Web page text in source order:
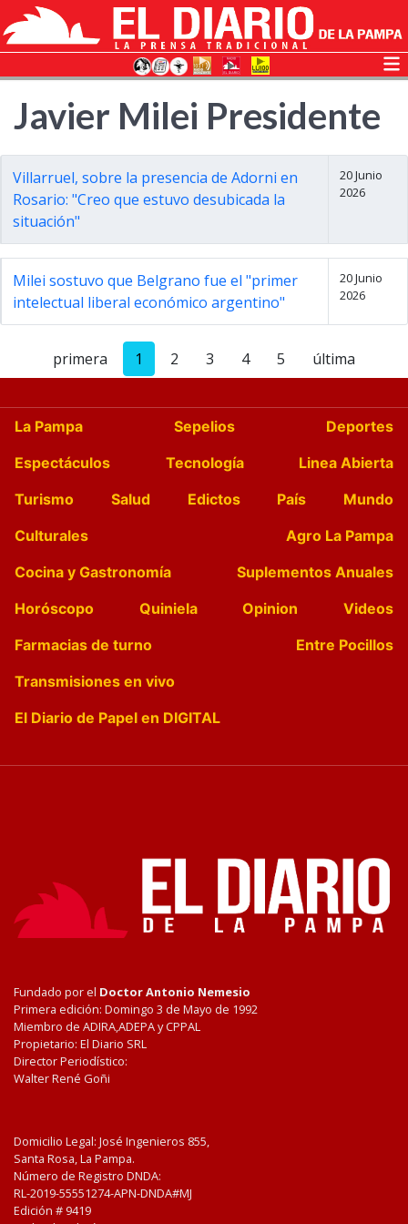
Javier Milei Presidente
Villarruel, sobre la presencia de Adorni en
Rosario: "Creo que estuvo desubicada la
situación"
20 Junio
2026
Milei sostuvo que Belgrano fue el "primer
intelectual liberal económico argentino"
20 Junio
2026
primera 1 2 3 4 5 última
La Pampa Sepelios
Deportes
Espectáculos
Tecnología
Linea Abierta
Turismo
Salud Edictos País
Mundo
Culturales
Agro La Pampa
Cocina y Gastronomía
Suplementos Anuales
Horóscopo
Quiniela Opinion
Videos
Farmacias de turno
Entre Pocillos
Transmisiones en vivo
El Diario de Papel en DIGITAL
Fundado por el Doctor Antonio Nemesio
Primera edición: Domingo 3 de Mayo de 1992
Miembro de ADIRA,ADEPA y CPPAL
Propietario: El Diario SRL
Director Periodístico:
Walter René Goñi
Domicilio Legal: José Ingenieros 855,
Santa Rosa, La Pampa.
Número de Registro DNDA:
RL-2019-55551274-APN-DNDA#MJ
Edición # 9419